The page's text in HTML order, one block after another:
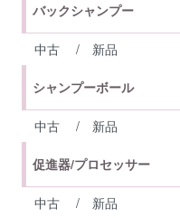
バックシャンプー
中古 / 新品
シャンプーボール
中古 / 新品
促進器/プロセッサー
中古 / 新品